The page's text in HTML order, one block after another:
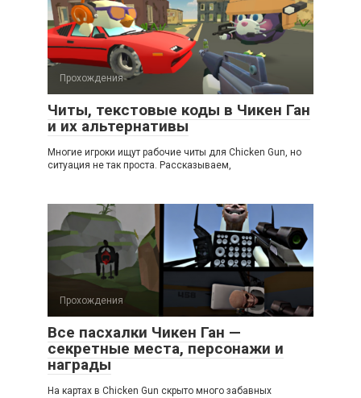
Прохождения
Читы, текстовые коды в Чикен Ган
и их альтернативы
Многие игроки ищут рабочие читы для Chicken Gun, но
ситуация не так проста. Рассказываем,
Прохождения
Все пасхалки Чикен Ган —
секретные места, персонажи и
награды
На картах в Chicken Gun скрыто много забавных